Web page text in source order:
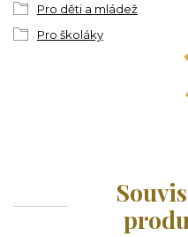
Pro děti a mládež
Pro školáky